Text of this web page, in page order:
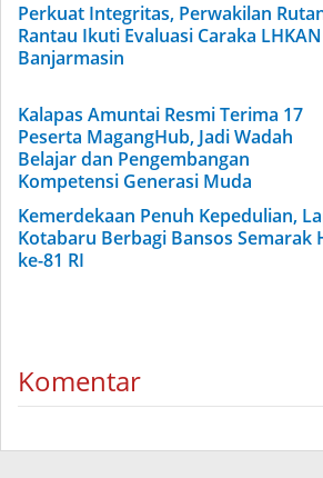
Perkuat Integritas, Perwakilan
Rantau Ikuti Evaluasi Caraka
Banjarmasin
Kalapas Amuntai Resmi Terima 17
Peserta MagangHub, Jadi Wadah
Belajar dan Pengembangan
Kompetensi Generasi Muda
Kemerdekaan Penuh Kepedulian,
Kotabaru Berbagi Bansos Semarak
ke-81 RI
Komentar